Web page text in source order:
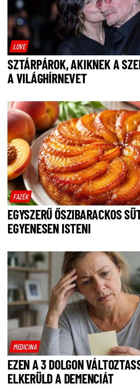
LOVE
SZTÁRPÁROK, AKIKNEK A
A VILÁGHÍRNEVET
FAZÉK
EGYSZERŰ ŐSZIBARACKOS
EGYENESEN ISTENI
MEDICINA
EZEN A 3 DOLGON
ELKERÜLD A DEMENCIÁT